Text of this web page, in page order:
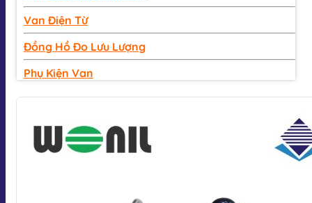
Van Điện Từ
Đồng Hồ Đo Lưu Lượng
Phụ Kiện Van